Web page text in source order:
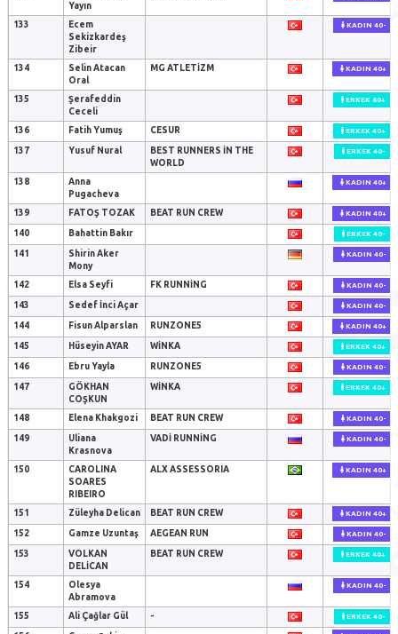
Yayın
133
Ecem
Sekizkardeş
Zibeir
KADIN 40-
134
Selin Atacan
Oral
MG ATLETIZM KADIN 40+
135
Şerafeddin
Ceceli
ERKEK 60+
136 Fatih Yumuş CESUR ERKEK 40+
137 Yusuf Nural
BEST RUNNERS IN THE
WORLD
ERKEK 40-
138
Anna
Pugacheva
KADIN 40+
139 FATOŞ TOZAK BEAT RUN CREW KADIN 40+
140 Bahattin Bakır ERKEK 40-
141
Shirin Aker
Mony
KADIN 40-
142 Elsa Seyfi FK RUNNING KADIN 40-
143 Sedef İnci Açar KADIN 40-
144 Fisun Alparslan RUNZONE5 KADIN 40+
145 Hüseyin AYAR WINKA ERKEK 40+
146 Ebru Yayla RUNZONE5 KADIN 40-
147
GÖKHAN
COŞKUN
WINKA ERKEK 40+
148 Elena Khakgozi BEAT RUN CREW KADIN 40-
149
Uliana
Krasnova
VADI RUNNING KADIN 40-
150
CAROLINA
SOARES
RIBEIRO
ALX ASSESSORIA KADIN 40+
151 Züleyha Delican BEAT RUN CREW KADIN 40+
152 Gamze Uzuntaş AEGEAN RUN KADIN 40-
153
VOLKAN
DELİCAN
BEAT RUN CREW ERKEK 40+
154
Olesya
Abramova
KADIN 40-
155 Ali Çağlar Gül - ERKEK 40-